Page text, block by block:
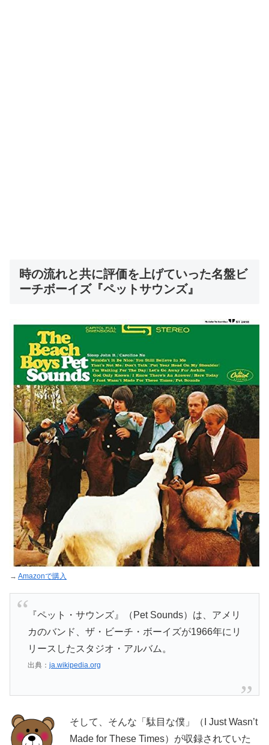
時の流れと共に評価を上げていった名盤ビ
ーチボーイズ『ペットサウンズ』
→ Amazonで購入
『ペット・サウンズ』（Pet Sounds）は、アメリ
カのバンド、ザ・ビーチ・ボーイズが1966年にリ
リースしたスタジオ・アルバム。
出典： ja.wikipedia.org
そして、そんな「駄目な僕」（I Just Wasn’t
Made for These Times）が収録されていた